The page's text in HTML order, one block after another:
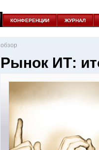
КОНФЕРЕНЦИИ ЖУРНАЛ
oбзор
Рынок ИТ: